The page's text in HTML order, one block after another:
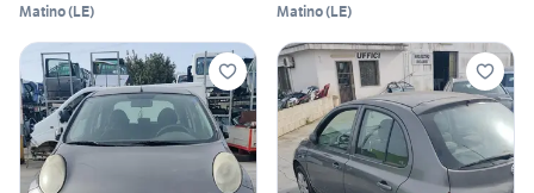
Matino(LE) Matino(LE)